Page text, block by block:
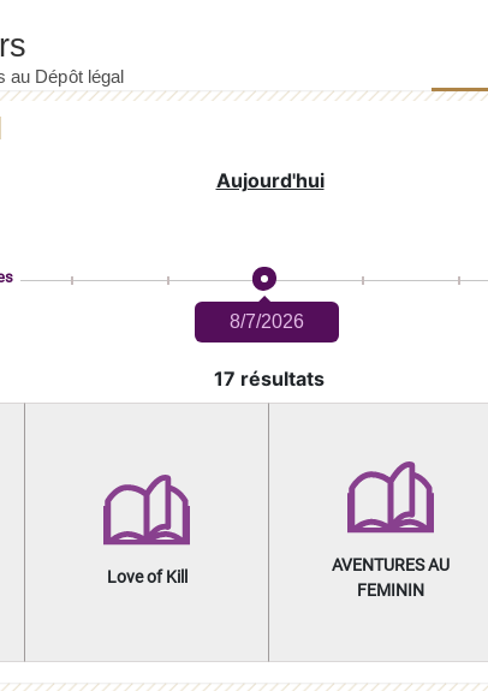
Aujourd'hui
8/7/2026
17 résultats
Love of Kill
AVENTURES AU
FEMININ